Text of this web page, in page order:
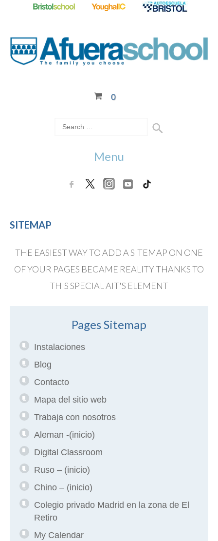
0
Menu
SITEMAP
THE EASIEST WAY TO ADD A SITEMAP ON ONE
OF YOUR PAGES BECAME REALITY THANKS TO
THIS SPECIAL AIT'S ELEMENT
Pages Sitemap
Instalaciones
Blog
Contacto
Mapa del sitio web
Trabaja con nosotros
Aleman -(inicio)
Digital Classroom
Ruso – (inicio)
Chino – (inicio)
Colegio privado Madrid en la zona de El
Retiro
My Calendar